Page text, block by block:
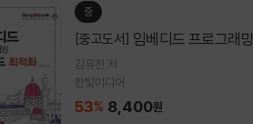
중
[중고도서] 임베디드 프로그래
김유진 저
한빛미디어
53% 8,400원